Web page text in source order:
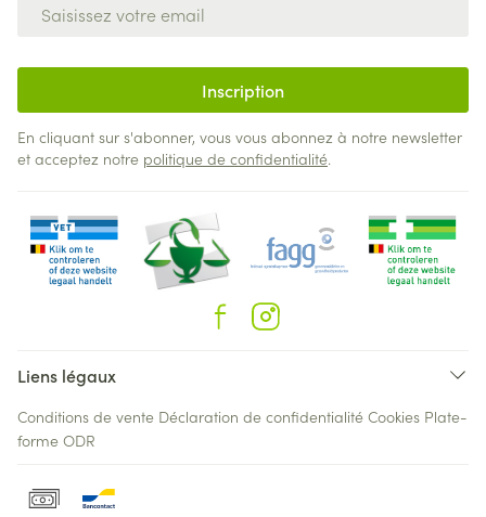
Inscription
En cliquant sur s'abonner, vous vous abonnez à notre newsletter
et acceptez notre politique de confidentialité.
Liens légaux
Conditions de vente Déclaration de confidentialité Cookies Plate-
forme ODR